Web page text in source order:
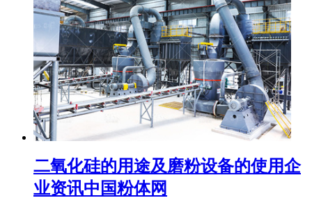
二氧化硅的用途及磨粉设备的使用企
业资讯中国粉体网